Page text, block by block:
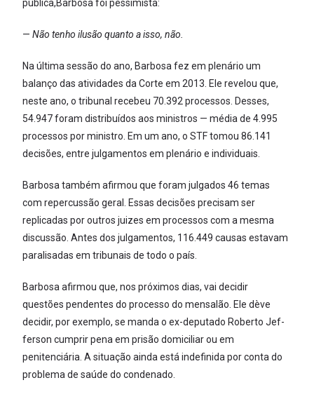
pública,Barbosa foi pessimista:
—Não tenho ilusão quanto a isso, não.
Na última sessão do ano, Barbosa fez em plenário um
balanço das atividades da Corte em 2013. Ele revelou que,
neste ano, o tribunal recebeu 70.392 processos. Desses,
54.947 foram distribuídos aos ministros — média de 4.995
processos por ministro. Em um ano, o STF tomou 86.141
decisões, entre julgamentos em plenário e individuais.
Barbosa também afirmou que foram julgados 46 temas
com repercussão geral. Essas decisões precisam ser
replicadas por outros juizes em processos com a mesma
discussão. Antes dos julgamentos, 116.449 causas estavam
paralisadas em tribunais de todo o país.
Barbosa afirmou que, nos próximos dias, vai decidir
questões pendentes do processo do mensalão. Ele dève
decidir, por exemplo, se manda o ex-deputado Roberto Jef-
ferson cumprir pena em prisão domiciliar ou em
penitenciária. A situação ainda está indefinida por conta do
problema de saúde do condenado.